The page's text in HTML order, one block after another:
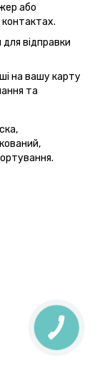
або
відправки
на вашу карту
та